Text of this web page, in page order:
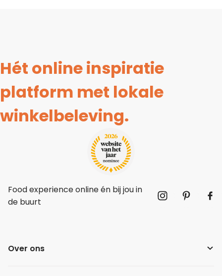
Hét online inspiratie
platform met lokale
winkelbeleving.
Food experience online én bij jou in
de buurt
Over ons